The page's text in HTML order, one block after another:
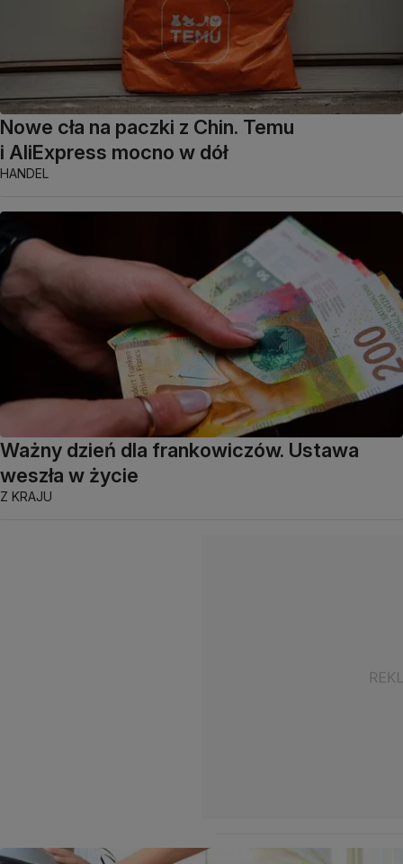
Nowe cła na paczki z Chin. Temu
i AliExpress mocno w dół
HANDEL
Ważny dzień dla frankowiczów. Ustawa
weszła w życie
Z KRAJU